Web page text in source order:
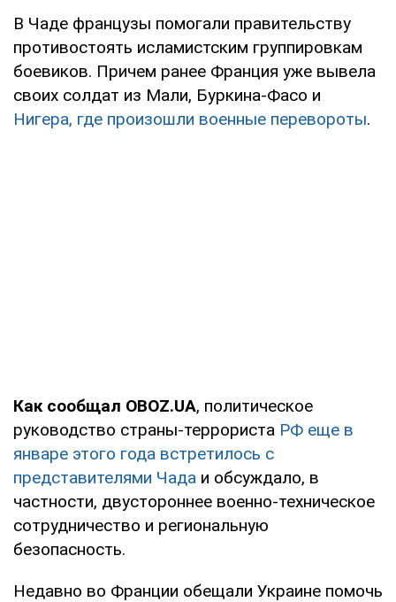
В Чаде французы помогали правительству
противостоять исламистским группировкам
боевиков. Причем ранее Франция уже вывела
своих солдат из Мали, Буркина-Фасо и
Нигера, где произошли военные перевороты.
Как сообщал OBOZ.UA, политическое
руководство страны-террориста РФ еще в
январе этого года встретилось с
представителями Чада и обсуждало, в
частности, двустороннее военно-техническое
сотрудничество и региональную
безопасность.
Недавно во Франции обещали Украине помочь